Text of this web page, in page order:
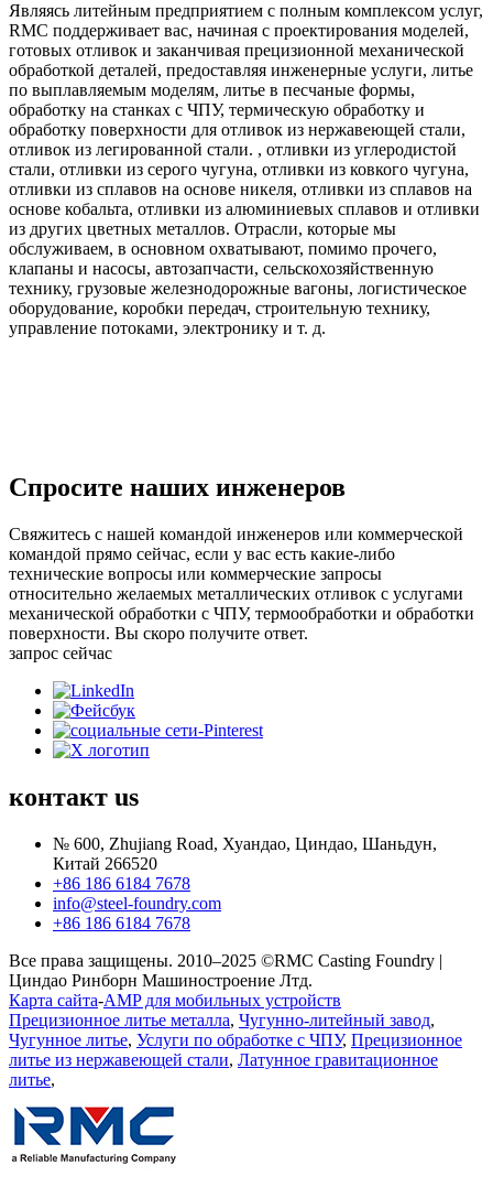
Являясь литейным предприятием с полным комплексом услуг,
RMC поддерживает вас, начиная с проектирования моделей,
готовых отливок и заканчивая прецизионной механической
обработкой деталей, предоставляя инженерные услуги, литье
по выплавляемым моделям, литье в песчаные формы,
обработку на станках с ЧПУ, термическую обработку и
обработку поверхности для отливок из нержавеющей стали,
отливок из легированной стали. , отливки из углеродистой
стали, отливки из серого чугуна, отливки из ковкого чугуна,
отливки из сплавов на основе никеля, отливки из сплавов на
основе кобальта, отливки из алюминиевых сплавов и отливки
из других цветных металлов. Отрасли, которые мы
обслуживаем, в основном охватывают, помимо прочего,
клапаны и насосы, автозапчасти, сельскохозяйственную
технику, грузовые железнодорожные вагоны, логистическое
оборудование, коробки передач, строительную технику,
управление потоками, электронику и т. д.
Спросите наших инженеров
Свяжитесь с нашей командой инженеров или коммерческой
командой прямо сейчас, если у вас есть какие-либо
технические вопросы или коммерческие запросы
относительно желаемых металлических отливок с услугами
механической обработки с ЧПУ, термообработки и обработки
поверхности. Вы скоро получите ответ.
запрос сейчас
контакт us
№ 600, Zhujiang Road, Хуандао, Циндао, Шаньдун,
Китай 266520
+86 186 6184 7678
info@steel-foundry.com
+86 186 6184 7678
Все права защищены. 2010–2025 ©RMC Casting Foundry |
Циндао Ринборн Машиностроение Лтд.
Карта сайта-AMP для мобильных устройств
Прецизионное литье металла, Чугунно-литейный завод,
Чугунное литье, Услуги по обработке с ЧПУ, Прецизионное
литье из нержавеющей стали, Латунное гравитационное
литье,